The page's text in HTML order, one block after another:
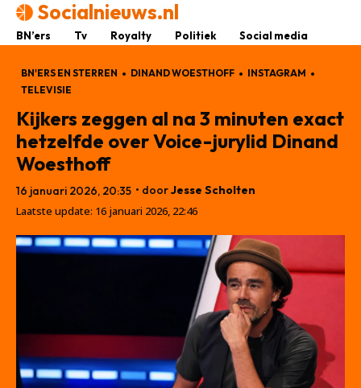
Socialnieuws.nl
BN’ers Tv Royalty Politiek Social media
BN'ERS EN STERREN DINAND WOESTHOFF
INSTAGRAM
TELEVISIE
Kijkers zeggen al na 3 minuten exact
hetzelfde over Voice-jurylid Dinand
Woesthoff
16 januari 2026, 20:35 • doorJesse Scholten
Laatste update: 16 januari 2026, 22:46